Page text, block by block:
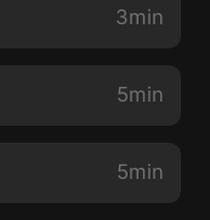
3min
5min
5min